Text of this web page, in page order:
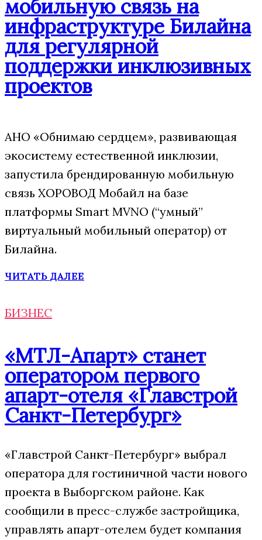
мобильную связь на
инфраструктуре Билайна
для регулярной
поддержки инклюзивных
проектов
АНО «Обнимаю сердцем», развивающая
экосистему естественной инклюзии,
запустила брендированную мобильную
связь ХОРОВОД Мобайл на базе
платформы Smart MVNO (“умный”
виртуальный мобильный оператор) от
Билайна.
ЧИТАТЬ ДАЛЕЕ
БИЗНЕС
«МТЛ-Апарт» станет
оператором первого
апарт-отеля «Главстрой
Санкт-Петербург»
«Главстрой Санкт-Петербург» выбрал
оператора для гостиничной части нового
проекта в Выборгском районе. Как
сообщили в пресс-службе застройщика,
управлять апарт-отелем будет компания